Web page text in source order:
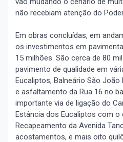
não recebiam atenção do
Em obras concluídas, em
os investimentos em
15 milhões. São cerca de 80
pavimento de qualidade em
Eucaliptos, Balneário São
e asfaltamento da Rua 16 no
importante via de ligação do
Estância dos Eucaliptos com o
Recapeamento da Avenida
acostamentos, e mais oito